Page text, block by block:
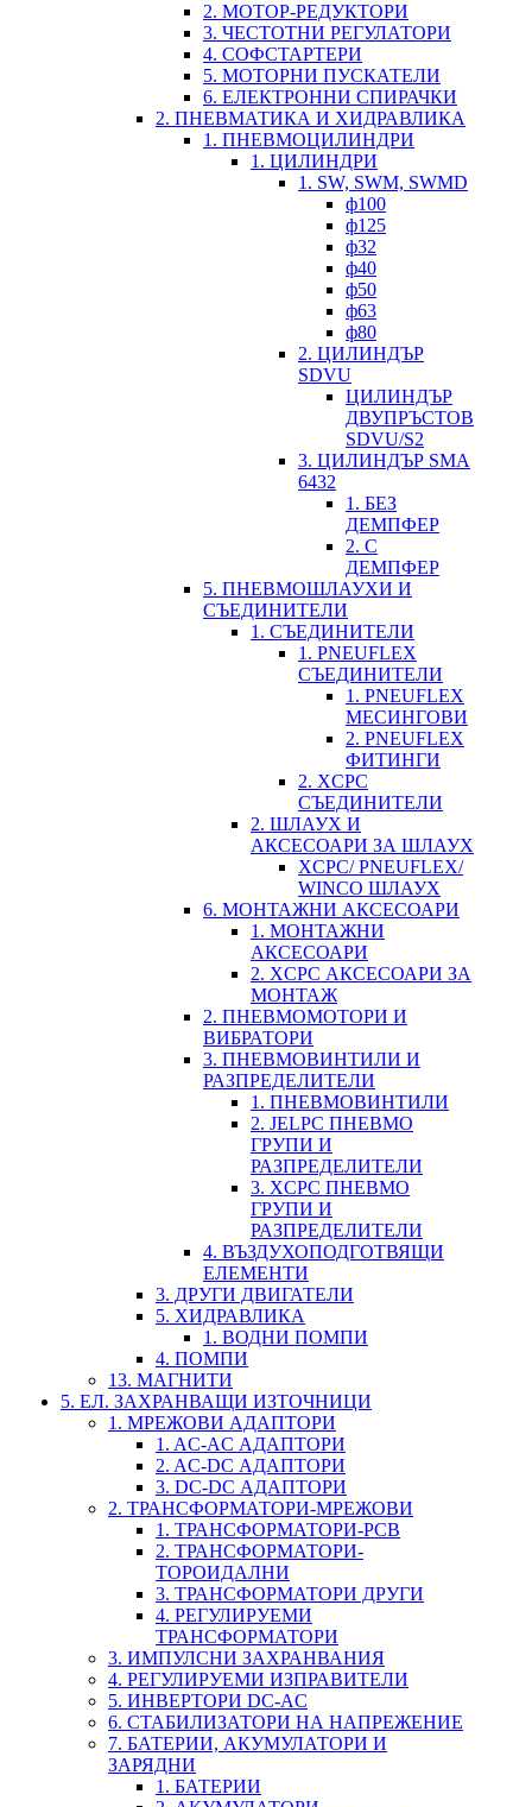
2. МОТОР-РЕДУКТОРИ
3. ЧЕСТОТНИ РЕГУЛАТОРИ
4. СОФСТАРТЕРИ
5. МОТОРНИ ПУСКАТЕЛИ
6. ЕЛЕКТРОННИ СПИРАЧКИ
2. ПНЕВМАТИКА И ХИДРАВЛИКА
1. ПНЕВМОЦИЛИНДРИ
1. ЦИЛИНДРИ
1. SW, SWM, SWMD
ф100
ф125
ф32
ф40
ф50
ф63
ф80
2. ЦИЛИНДЪР
SDVU
ЦИЛИНДЪР
ДВУПРЪСТОВ
SDVU/S2
3. ЦИЛИНДЪР SMA
6432
1. БЕЗ
ДЕМПФЕР
2. С
ДЕМПФЕР
5. ПНЕВМОШЛАУХИ И
СЪЕДИНИТЕЛИ
1. СЪЕДИНИТЕЛИ
1. PNEUFLEX
СЪЕДИНИТЕЛИ
1. PNEUFLEX
МЕСИНГОВИ
2. PNEUFLEX
ФИТИНГИ
2. XCPC
СЪЕДИНИТЕЛИ
2. ШЛАУХ И
АКСЕСОАРИ ЗА ШЛАУХ
XCPC/ PNEUFLEX/
WINCO ШЛАУХ
6. МОНТАЖНИ АКСЕСОАРИ
1. МОНТАЖНИ
АКСЕСОАРИ
2. XCPC АКСЕСОАРИ ЗА
МОНТАЖ
2. ПНЕВМОМОТОРИ И
ВИБРАТОРИ
3. ПНЕВМОВИНТИЛИ И
РАЗПРЕДЕЛИТЕЛИ
1. ПНЕВМОВИНТИЛИ
2. JELPC ПНЕВМО
ГРУПИ И
РАЗПРЕДЕЛИТЕЛИ
3. XCPC ПНЕВМО
ГРУПИ И
РАЗПРЕДЕЛИТЕЛИ
4. ВЪЗДУХОПОДГОТВЯЩИ
ЕЛЕМЕНТИ
3. ДРУГИ ДВИГАТЕЛИ
5. ХИДРАВЛИКА
1. ВОДНИ ПОМПИ
4. ПОМПИ
13. МАГНИТИ
5. ЕЛ. ЗАХРАНВАЩИ ИЗТОЧНИЦИ
1. МРЕЖОВИ АДАПТОРИ
1. AC-AC АДАПТОРИ
2. AC-DC АДАПТОРИ
3. DC-DC АДАПТОРИ
2. ТРАНСФОРМАТОРИ-МРЕЖОВИ
1. ТРАНСФОРМАТОРИ-PCB
2. ТРАНСФОРМАТОРИ-
ТОРОИДАЛНИ
3. ТРАНСФОРМАТОРИ ДРУГИ
4. РЕГУЛИРУЕМИ
ТРАНСФОРМАТОРИ
3. ИМПУЛСНИ ЗАХРАНВАНИЯ
4. РЕГУЛИРУЕМИ ИЗПРАВИТЕЛИ
5. ИНВЕРТОРИ DC-AC
6. СТАБИЛИЗАТОРИ НА НАПРЕЖЕНИЕ
7. БАТЕРИИ, АКУМУЛАТОРИ И
ЗАРЯДНИ
1. БАТЕРИИ